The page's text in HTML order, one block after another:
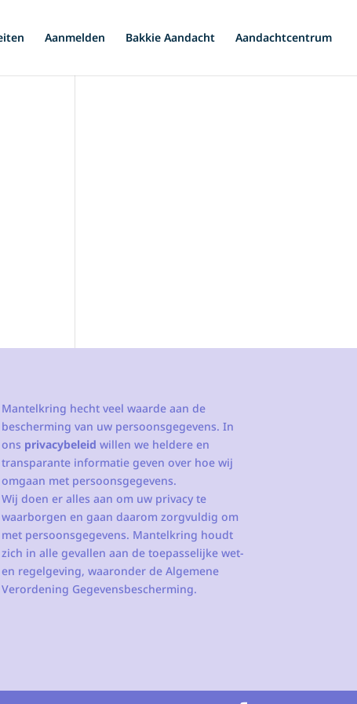
Aanmelden Bakkie Aandacht Aandachtcentrum
Mantelkring hecht veel waarde aan de
bescherming van uw persoonsgegevens. In
ons privacybeleid willen we heldere en
transparante informatie geven over hoe wij
omgaan met persoonsgegevens.
Wij doen er alles aan om uw privacy te
waarborgen en gaan daarom zorgvuldig om
met persoonsgegevens. Mantelkring houdt
zich in alle gevallen aan de toepasselijke wet-
en regelgeving, waaronder de Algemene
Verordening Gegevensbescherming.